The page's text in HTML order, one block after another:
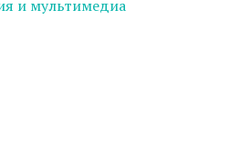
и мультимедиа